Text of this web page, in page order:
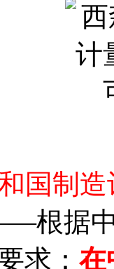
国制
根据中
求： 在